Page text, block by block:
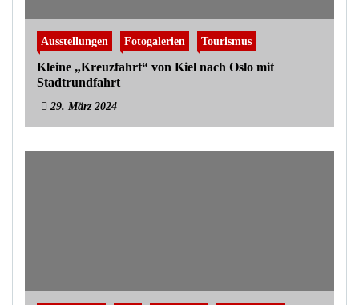
Ausstellungen Fotogalerien Tourismus
Kleine „Kreuzfahrt“ von Kiel nach Oslo mit
Stadtrundfahrt
29. März 2024